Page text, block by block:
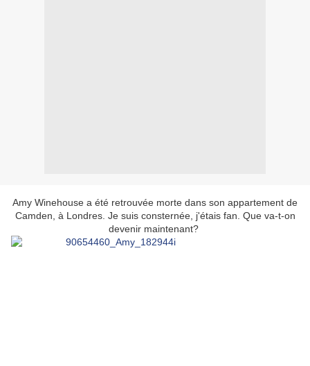
Amy Winehouse a été retrouvée morte dans son appartement de
Camden, à Londres. Je suis consternée, j'étais fan. Que va-t-on
devenir maintenant?